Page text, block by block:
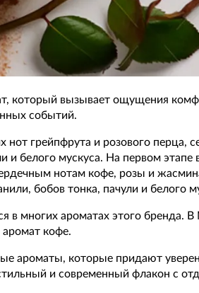
который вызывает ощущения
событий.
нот грейпфрута и розового перца,
и белого мускуса. На первом этапе
нотам кофе, розы и
бобов тонка, пачули и белого
в многих ароматах этого бренда. В
аромат кофе.
ароматы, которые придают
и современный флакон с